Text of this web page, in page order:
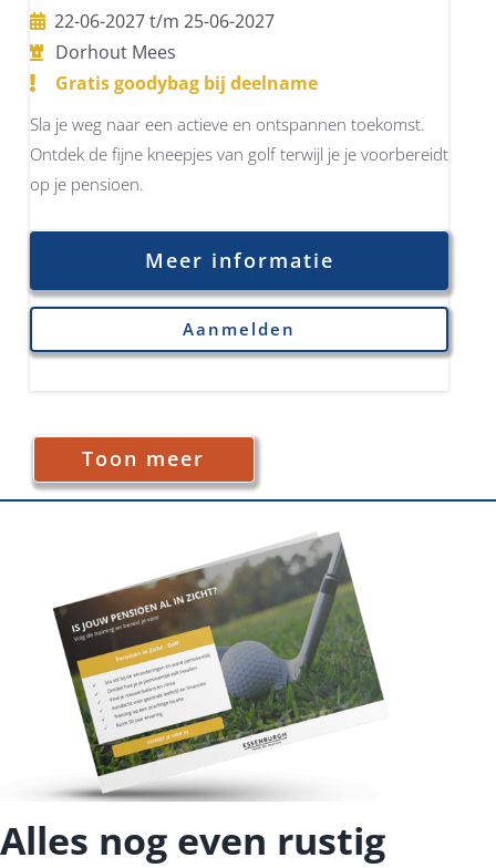
22-06-2027 t/m 25-06-2027
Dorhout Mees
Gratis goodybag bij deelname
Sla je weg naar een actieve en ontspannen toekomst.
Ontdek de fijne kneepjes van golf terwijl je je voorbereidt
op je pensioen.
Meer informatie
Aanmelden
Toon meer
Alles nog even rustig